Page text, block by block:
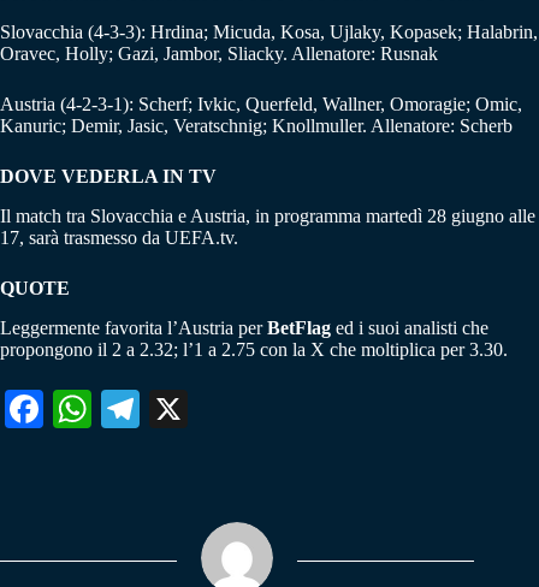
Slovacchia (4-3-3): Hrdina; Micuda, Kosa, Ujlaky, Kopasek; Halabrin,
Oravec, Holly; Gazi, Jambor, Sliacky. Allenatore: Rusnak
Austria (4-2-3-1): Scherf; Ivkic, Querfeld, Wallner, Omoragie; Omic,
Kanuric; Demir, Jasic, Veratschnig; Knollmuller. Allenatore: Scherb
DOVE VEDERLA IN TV
Il match tra Slovacchia e Austria, in programma martedì 28 giugno alle
17, sarà trasmesso da UEFA.tv.
QUOTE
Leggermente favorita l’Austria perBetFlag ed i suoi analisti che
propongono il 2 a 2.32; l’1 a 2.75 con la X che moltiplica per 3.30.
Fa W
pp
Te
m